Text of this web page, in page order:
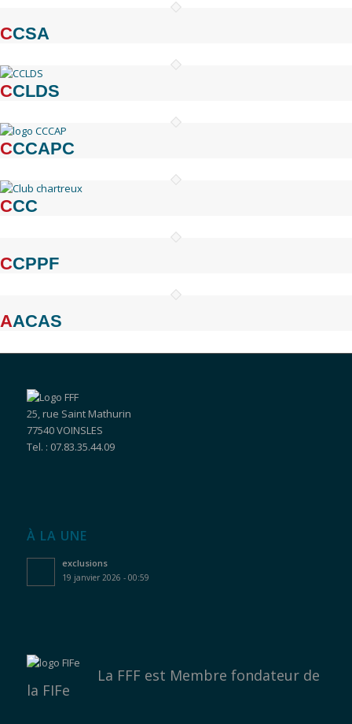
CCSA
CCLDS
CCCAPC
CCC
CCPPF
AACAS
25, rue Saint Mathurin
77540 VOINSLES
Tel. : 07.83.35.44.09
À LA UNE
exclusions
19 janvier 2026 - 00:59
La FFF est Membre fondateur de
la FIFe